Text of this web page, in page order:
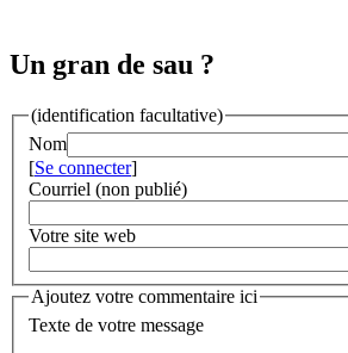
Un gran de sau ?
(identification facultative)
Nom
[Se connecter]
Courriel (non publié)
Votre site web
Ajoutez votre commentaire ici
Texte de votre message